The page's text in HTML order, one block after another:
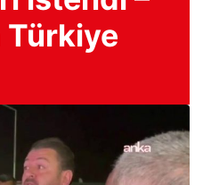
Türkiye